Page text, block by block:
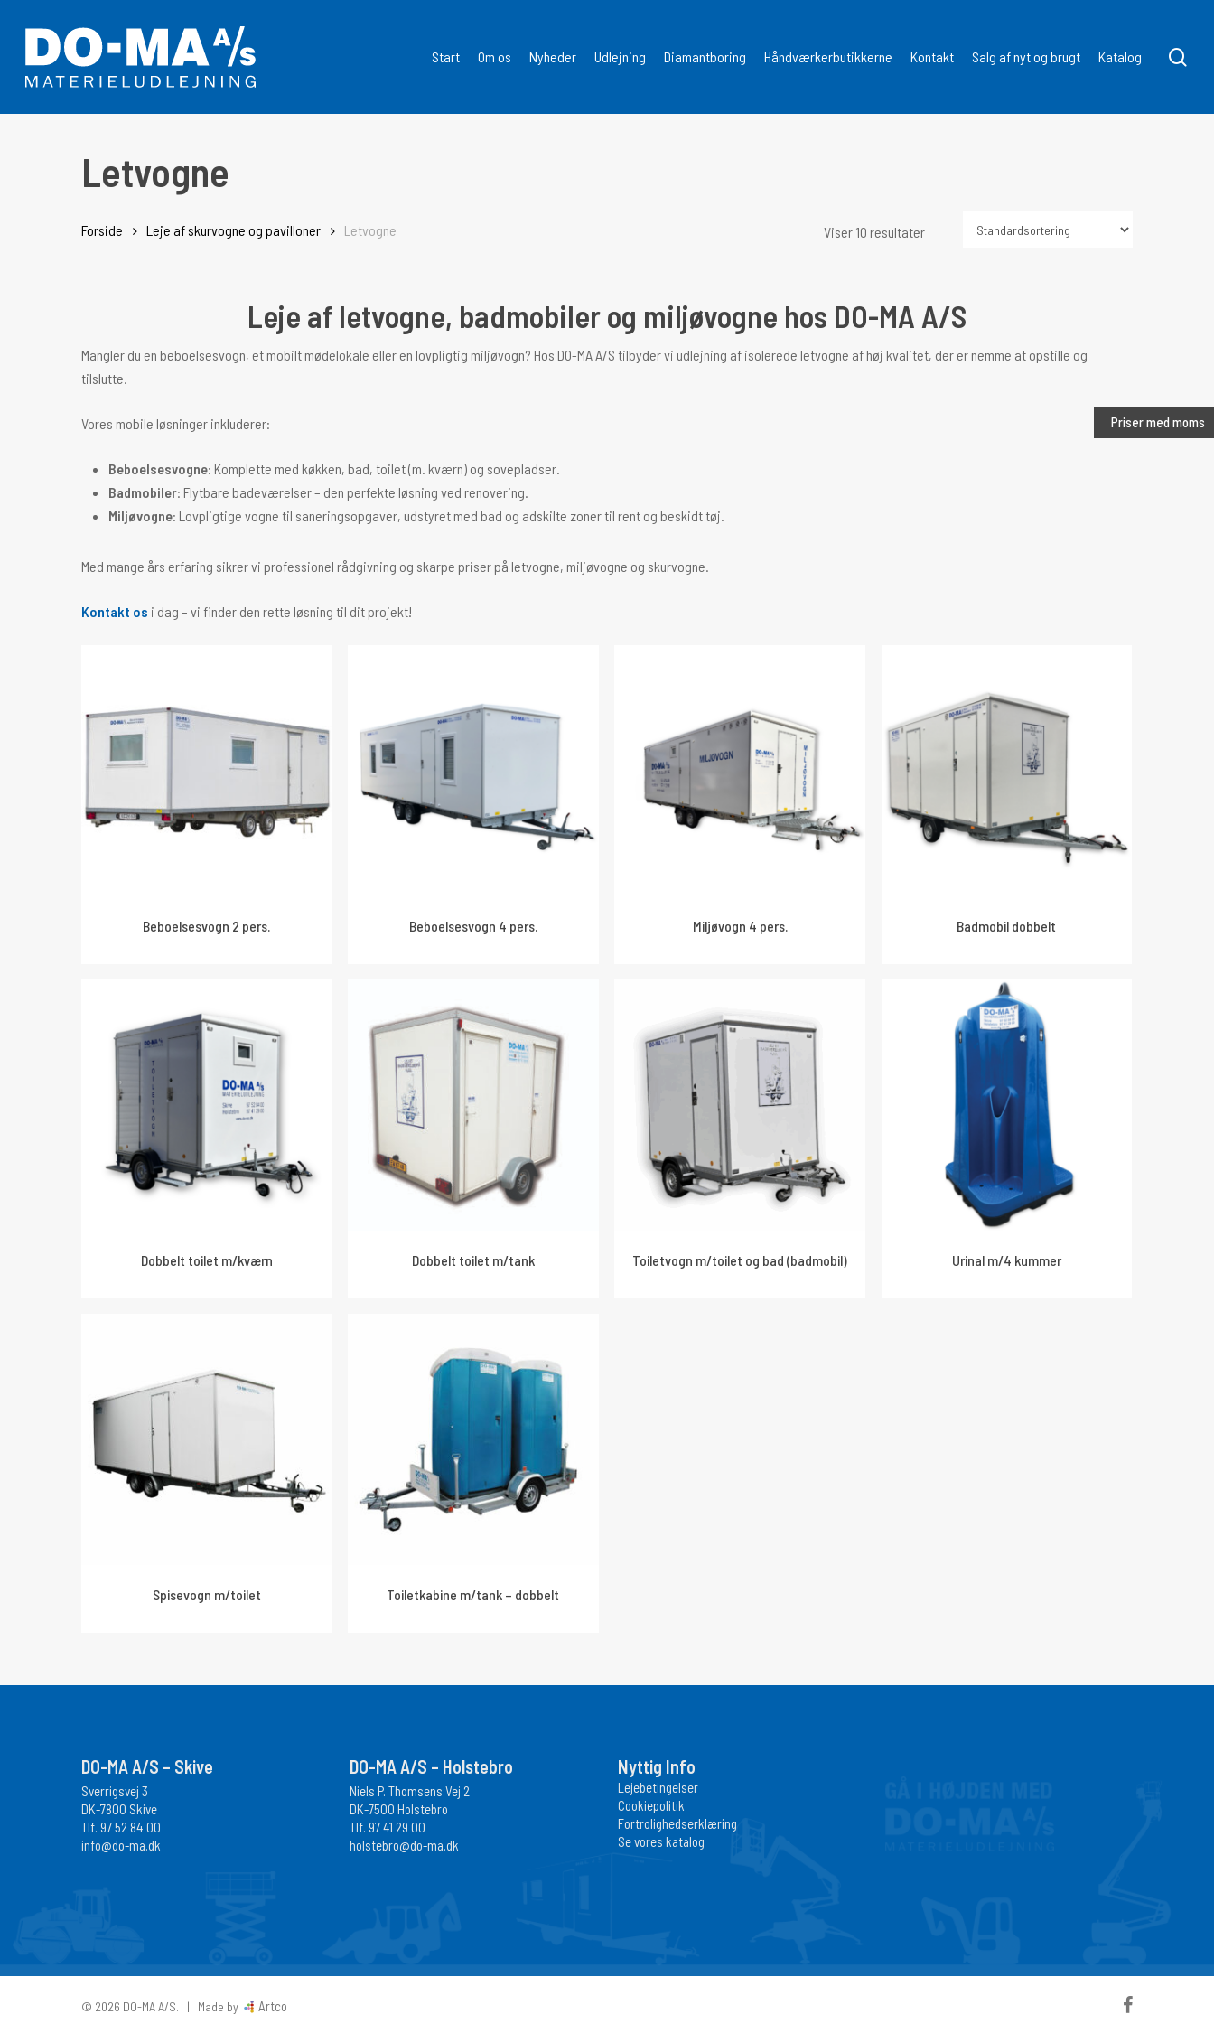
Priser med moms
content
Start Om os Nyheder Udlejning Diamantboring Håndværkerbutikkerne Kontakt Salg af nyt og brugt Katalog
Letvogne
Viser 10 resultater
Forside Leje af skurvogne og pavilloner Letvogne
Leje af letvogne, badmobiler og miljøvogne hos DO-MA A/S
Mangler du en beboelsesvogn, et mobilt mødelokale eller en lovpligtig miljøvogn? Hos DO-MA A/S tilbyder vi udlejning af isolerede letvogne af høj kvalitet, der er nemme at opstille og
tilslutte.
Vores mobile løsninger inkluderer:
Beboelsesvogne: Komplette med køkken, bad, toilet (m. kværn) og sovepladser.
Badmobiler: Flytbare badeværelser – den perfekte løsning ved renovering.
Miljøvogne: Lovpligtige vogne til saneringsopgaver, udstyret med bad og adskilte zoner til rent og beskidt tøj.
Med mange års erfaring sikrer vi professionel rådgivning og skarpe priser på letvogne, miljøvogne og skurvogne.
Kontakt os i dag – vi finder den rette løsning til dit projekt!
Beboelsesvogn 2 pers. Beboelsesvogn 4 pers. Miljøvogn 4 pers. Badmobil dobbelt
Dobbelt toilet m/kværn Dobbelt toilet m/tank Toiletvogn m/toilet og bad (badmobil) Urinal m/4 kummer
Spisevogn m/toilet Toiletkabine m/tank – dobbelt
DO-MA A/S – Skive
Sverrigsvej 3
DK-7800 Skive
Tlf. 97 52 84 00
info@do-ma.dk
DO-MA A/S – Holstebro
Niels P. Thomsens Vej 2
DK-7500 Holstebro
Tlf. 97 41 29 00
holstebro@do-ma.dk
Nyttig Info
Lejebetingelser
Cookiepolitik
Fortrolighedserklæring
Se vores katalog
© 2026 DO-MA A/S. | Made by Artco facebook